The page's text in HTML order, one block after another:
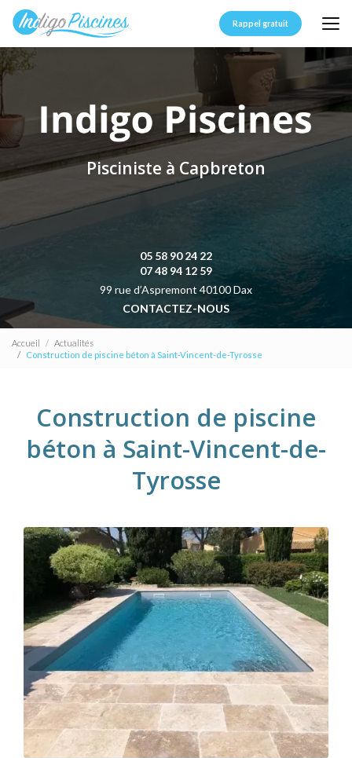
Aller
contenu
principal
Rappel gratuit
Pisciniste à Capbreton
05 58 90 24 22
07 48 94 12 59
99 rue d’Aspremont 40100 Dax
CONTACTEZ-NOUS
Accueil
Actualités
Construction de piscine béton à Saint-Vincent-de-Tyrosse
Construction de piscine
béton à Saint-Vincent-de-
Tyrosse